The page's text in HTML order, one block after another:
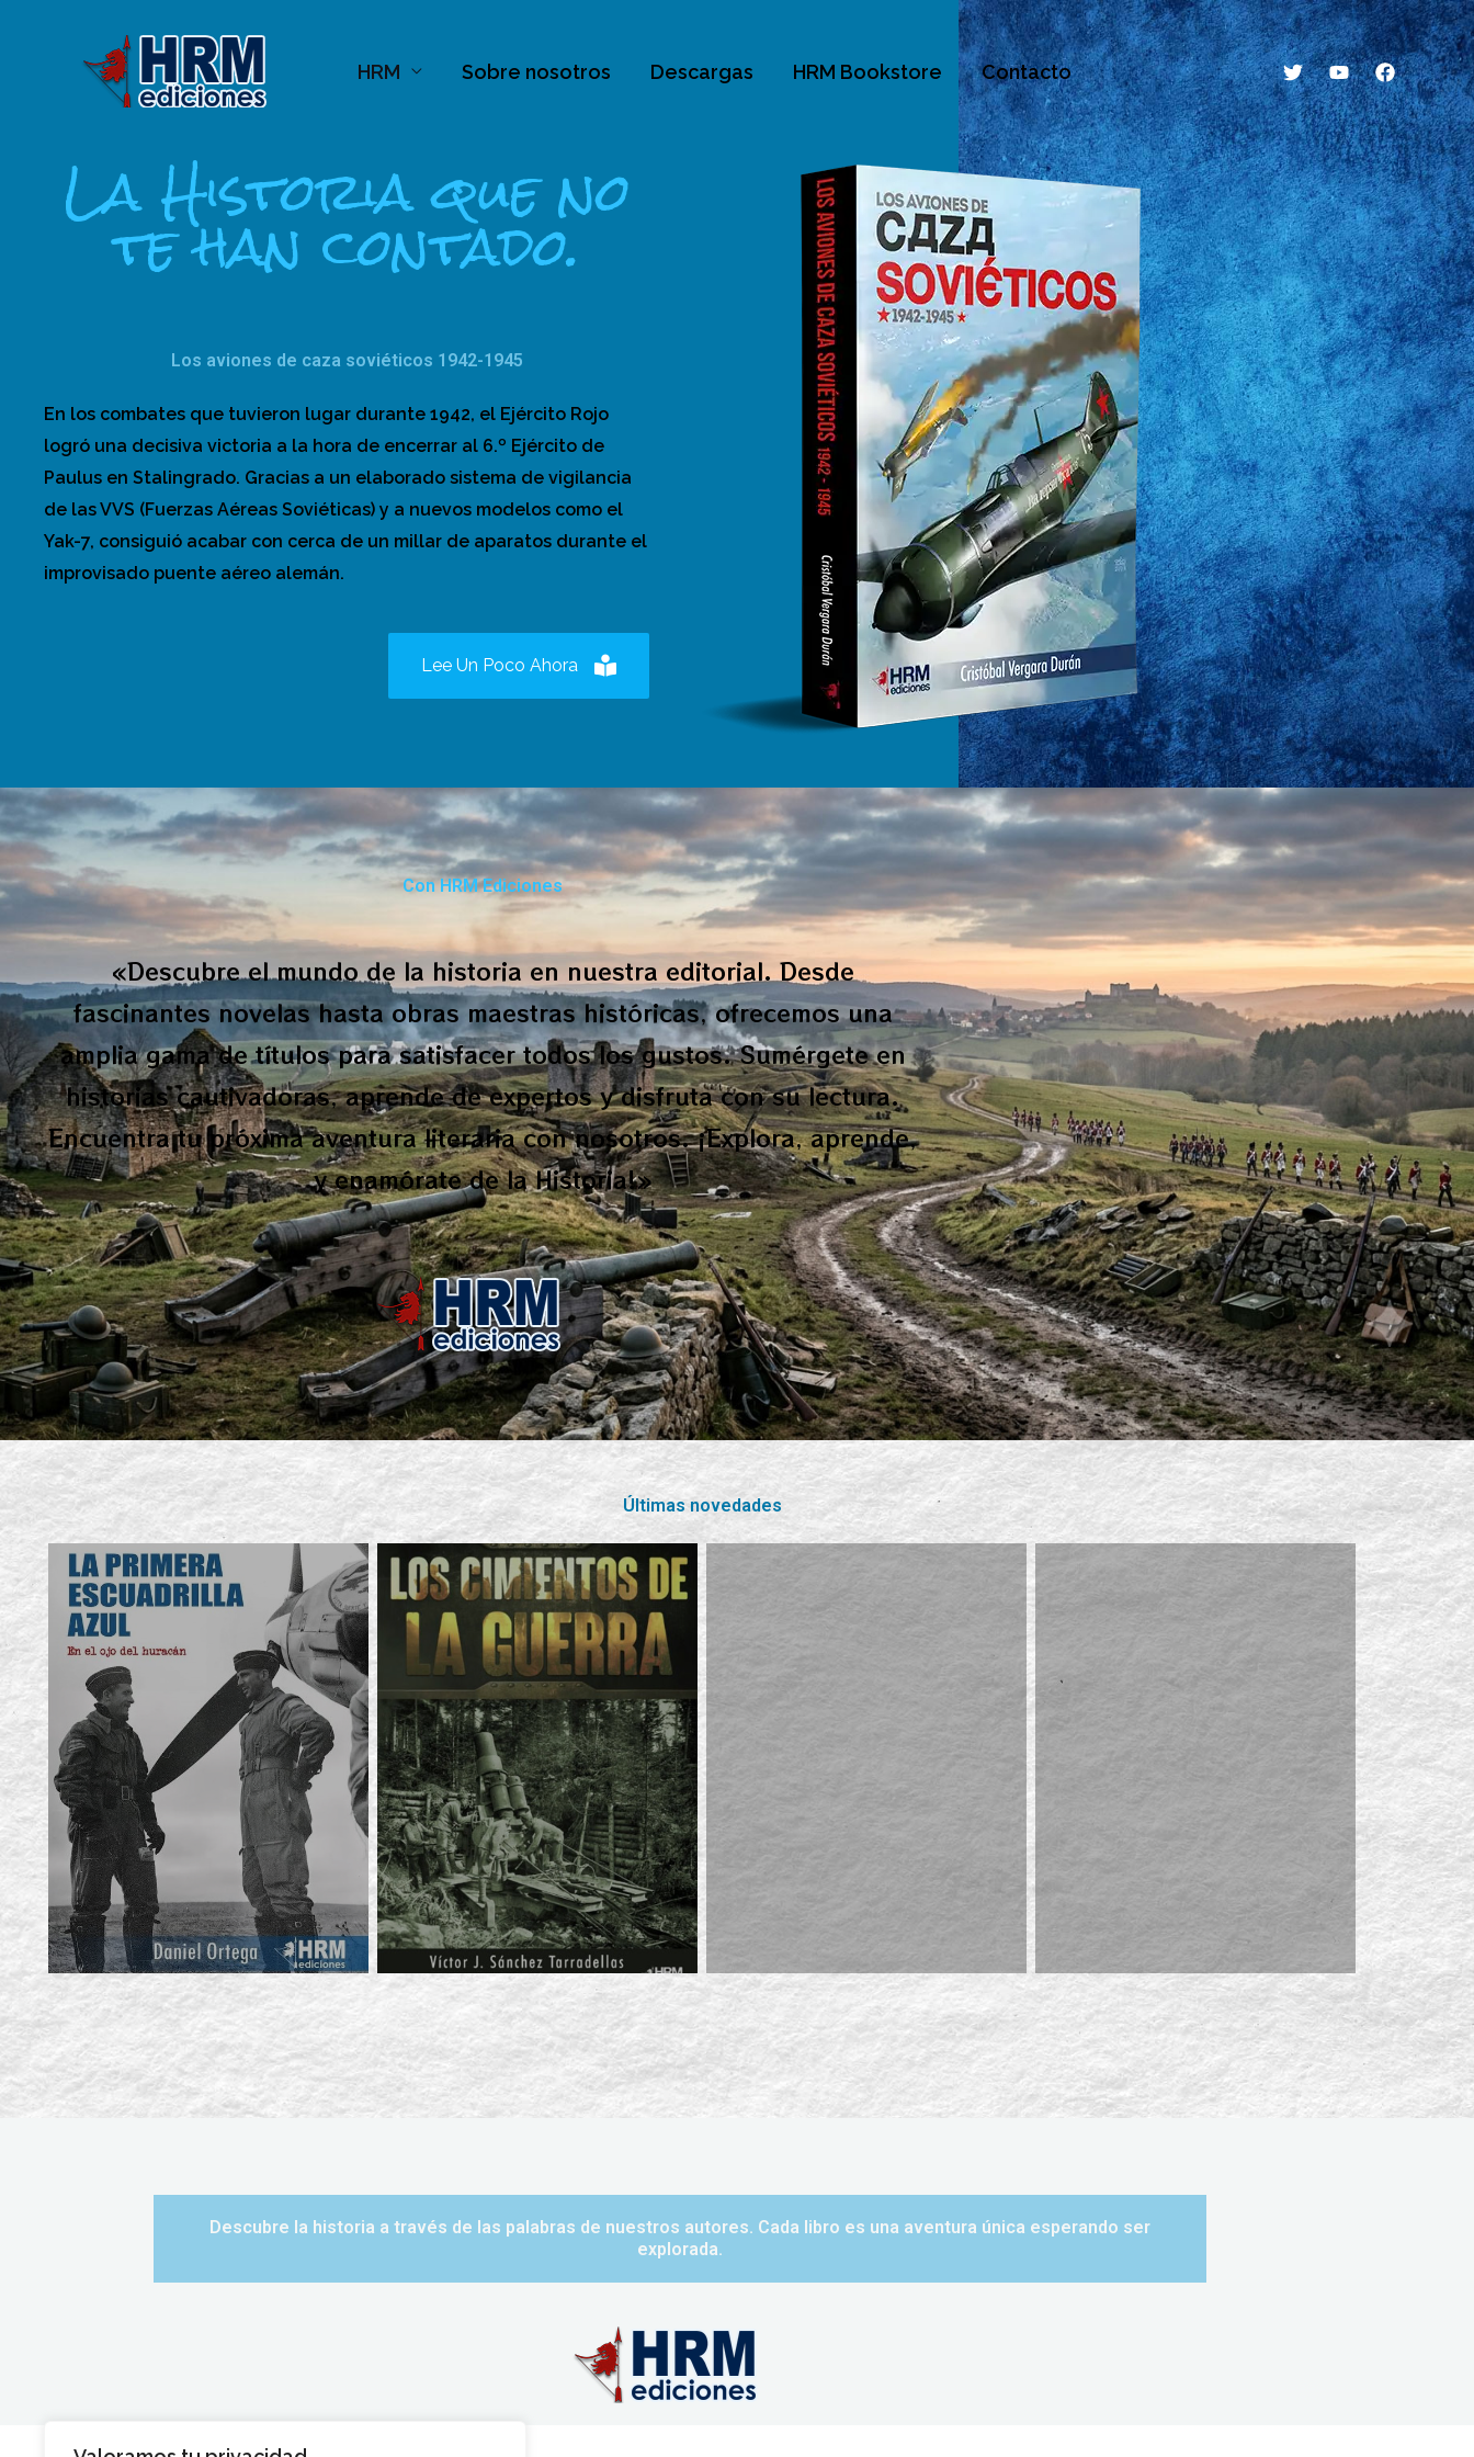
HRM Sobre nosotros Descargas HRM Bookstore Contacto
La Historia que no
te han contado.
Los aviones de caza soviéticos 1942-1945
En los combates que tuvieron lugar durante 1942, el Ejército Rojo
logró una decisiva victoria a la hora de encerrar al 6.º Ejército de
Paulus en Stalingrado. Gracias a un elaborado sistema de vigilancia
de las VVS (Fuerzas Aéreas Soviéticas) y a nuevos modelos como el
Yak-7, consiguió acabar con cerca de un millar de aparatos durante el
improvisado puente aéreo alemán.
Lee Un Poco Ahora
Con HRM Ediciones
«Descubre el mundo de la historia en nuestra editorial. Desde
fascinantes novelas hasta obras maestras históricas, ofrecemos una
amplia gama de títulos para satisfacer todos los gustos. Sumérgete en
historias cautivadoras, aprende de expertos y disfruta con su lectura.
Encuentra tu próxima aventura literaria con nosotros. ¡Explora, aprende,
y enamórate de la Historia!»
Últimas novedades
Descubre la historia a través de las palabras de nuestros autores. Cada libro es una aventura única esperando ser
explorada.